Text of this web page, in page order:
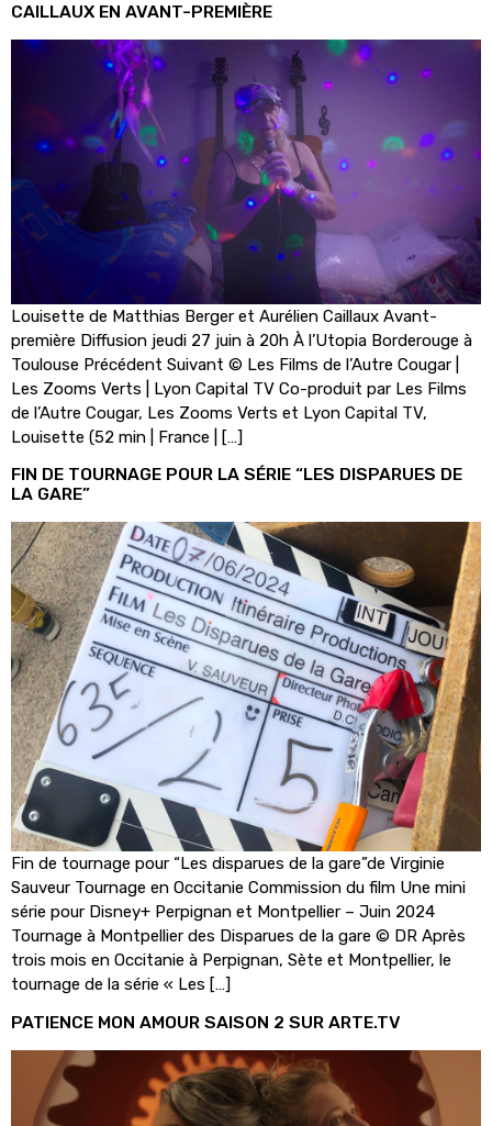
CAILLAUX EN AVANT-PREMIÈRE
Louisette de Matthias Berger et Aurélien Caillaux Avant-
première Diffusion jeudi 27 juin à 20h À l’Utopia Borderouge à
Toulouse Précédent Suivant © Les Films de l’Autre Cougar |
Les Zooms Verts | Lyon Capital TV Co-produit par Les Films
de l’Autre Cougar, Les Zooms Verts et Lyon Capital TV,
Louisette (52 min | France | […]
FIN DE TOURNAGE POUR LA SÉRIE “LES DISPARUES DE
LA GARE”
Fin de tournage pour “Les disparues de la gare”de Virginie
Sauveur Tournage en Occitanie Commission du film Une mini
série pour Disney+ Perpignan et Montpellier – Juin 2024
Tournage à Montpellier des Disparues de la gare © DR Après
trois mois en Occitanie à Perpignan, Sète et Montpellier, le
tournage de la série « Les […]
PATIENCE MON AMOUR SAISON 2 SUR ARTE.TV